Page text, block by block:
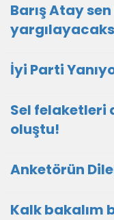
Barış Atay
İyi Parti
Sel felaketleri
oluştu!
Anketörün
Kalk bakalım